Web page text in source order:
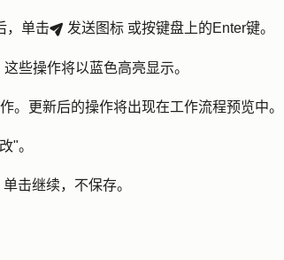
，单击breezeSendIcon 发送图标 或按键盘上的Enter键。
些操作将以蓝色高亮显示。
。更新后的操作将出现在工作流程预览中。
"。
单击继续， 不保存。